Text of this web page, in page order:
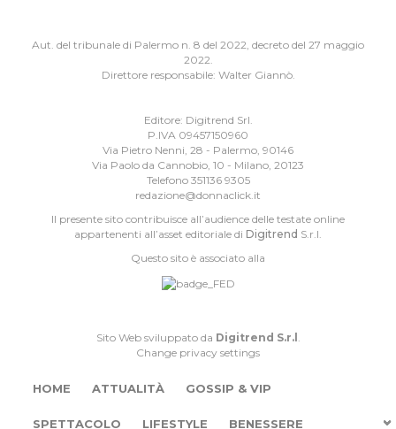
Aut. del tribunale di Palermo n. 8 del 2022, decreto del 27 maggio
2022.
Direttore responsabile: Walter Giannò.
Editore: Digitrend Srl.
P.IVA 09457150960
Via Pietro Nenni, 28 - Palermo, 90146
Via Paolo da Cannobio, 10 - Milano, 20123
Telefono 351136 9305
redazione@donnaclick.it
Il presente sito contribuisce all’audience delle testate online
appartenenti all’asset editoriale di Digitrend S.r.l.
Questo sito è associato alla
Sito Web sviluppato da Digitrend S.r.l
Change privacy settings
HOME ATTUALITÀ GOSSIP & VIP
SPETTACOLO LIFESTYLE BENESSERE